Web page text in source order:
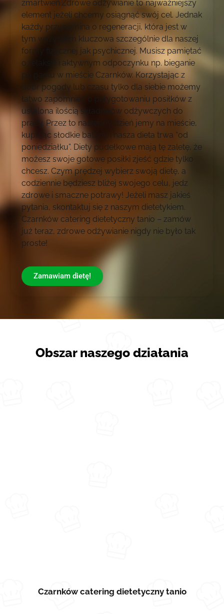
zmartwień.Zdrowe odżywianie to najważniejszy
element jeżeli chcemy osiągnąć swój cel. Jednak
każdy przypomina o regeneracji, która jest w
tym wszystkim kluczowa szczególnie dla naszej
formy fizycznej jak psychicznej. Musisz pamiętać
o relaksie i aktywnym odpoczynku np. bieganie
po parku w mieście Czarnków. Korzystając z
dóbr pogody lub czasu tylko dla siebie możemy
łatwo zapomnieć o przygotowaniu posiłków z
ustalona ilością składników odżywczych do
pracy. Przez to następny dzień jemy na mieście,
kupując słodkie batony i nasza dieta trwa “od
poniedziałku”. Diety pudełkowe mają tę zaletę, że
możesz swoje gotowe posiłki zjeść gdzie tylko
chcesz. Czym prędzej wybierz swoją dietę, a
codziennie będziesz bliżej swojego celu, jedz
zdrowe i smaczne potrawy! Jeżeli masz jakieś
pytania, skontaktuj się z naszym dietetykiem.
Czarnków catering dietetyczny tanio – zamów
już teraz, zdrowe odżywianie nigdy nie było tak
proste!
Zamawiam dietę!
Obszar naszego działania
Czarnków catering dietetyczny tanio